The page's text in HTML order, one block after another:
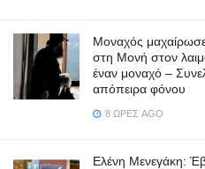
Μοναχός
στη Μονή στον
έναν μοναχό –
απόπειρα φόνου
8 ΏΡΕΣ AGO
Ελένη Μενεγάκη: